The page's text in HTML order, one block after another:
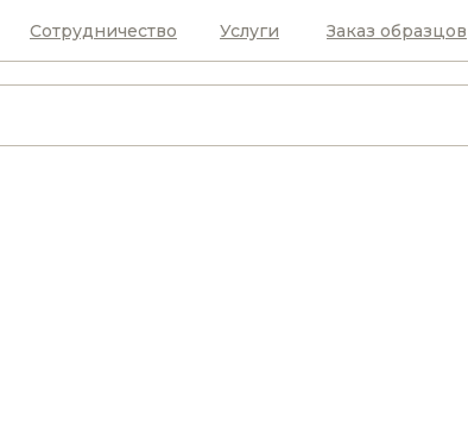
Услуги
Сотрудничество Заказ образцов